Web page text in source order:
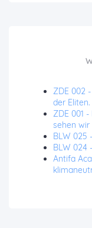
ZDE 002
der
ZDE 001
sehen wir
BLW 025
BLW 024
Antifa